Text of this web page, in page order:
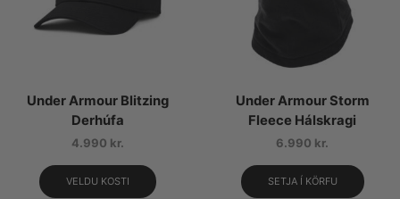
Under Armour Blitzing
Derhúfa
4.990 kr.
VELDU KOSTI
Under Armour Storm
Fleece Hálskragi
6.990 kr.
SETJA Í KÖRFU